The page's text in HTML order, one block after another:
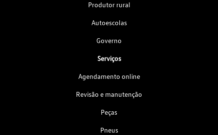
Produtor rural
Autoescolas
Governo
Serviços
Agendamento online
Revisão e manutenção
Peças
Pneus